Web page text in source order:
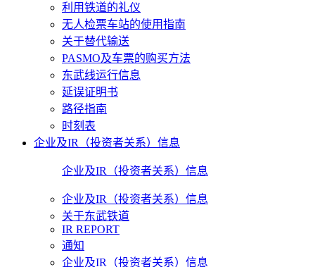
利用铁道的礼仪
无人检票车站的使用指南
关于替代输送
PASMO及车票的购买方法
东武线运行信息
延误证明书
路径指南
时刻表
企业及IR（投资者关系）信息
企业及IR（投资者关系）信息
企业及IR（投资者关系）信息
关于东武铁道
IR REPORT
通知
企业及IR（投资者关系）信息